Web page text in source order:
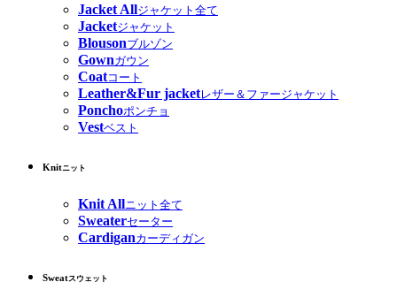
Jacket Allジャケット全て
Jacketジャケット
Blousonブルゾン
Gownガウン
Coatコート
Leather&Fur jacketレザー＆ファージャケット
Ponchoポンチョ
Vestベスト
Knitニット
Knit Allニット全て
Sweaterセーター
Cardiganカーディガン
Sweatスウェット